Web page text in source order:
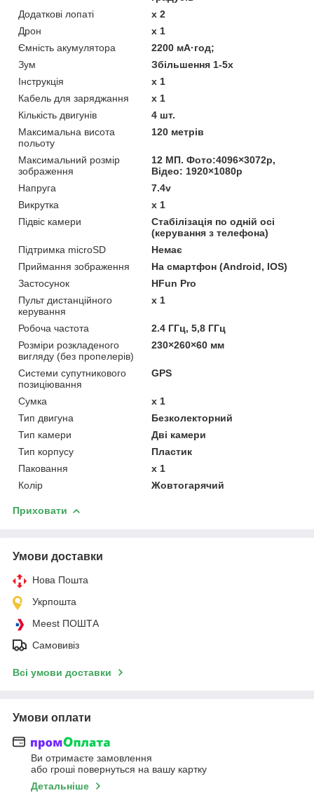
Додаткові лопаті
х 2
Дрон
х 1
Ємність акумулятора
2200 мА·год;
Зум
Збільшення 1-5x
Інструкція
х 1
Кабель для заряджання
х 1
Кількість двигунів
4 шт.
Максимальна висота
польоту
120 метрів
Максимальний розмір
зображення
12 МП. Фото:4096×3072p,
Відео: 1920×1080p
Напруга
7.4v
Викрутка
х 1
Підвіс камери
Стабілізація по одній осі
(керування з телефона)
Підтримка microSD
Немає
Приймання зображення
На смартфон (Android, IOS)
Застосунок
HFun Pro
Пульт дистанційного
керування
х 1
Робоча частота
2.4 ГГц, 5,8 ГГц
Розміри розкладеного
вигляду (без пропелерів)
230×260×60 мм
Системи супутникового
позиціювання
GPS
Сумка
х 1
Тип двигуна
Безколекторний
Тип камери
Дві камери
Тип корпусу
Пластик
Паковання
х 1
Колір
Жовтогарячий
Приховати
Умови доставки
Нова Пошта
Укрпошта
Meest ПОШТА
Самовивіз
Всі умови доставки
Умови оплати
Ви отримаєте замовлення
або гроші повернуться на вашу картку
Детальніше